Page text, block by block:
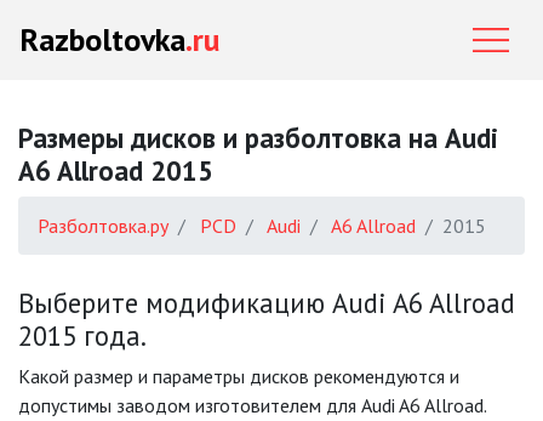
Razboltovka.ru
Размеры дисков и разболтовка на Audi
A6 Allroad 2015
Разболтовка.ру PCD Audi A6 Allroad 2015
Выберите модификацию Audi A6 Allroad
2015 года.
Какой размер и параметры дисков рекомендуются и
допустимы заводом изготовителем для Audi A6 Allroad.